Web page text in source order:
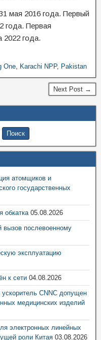
мая 2016 года. Первый
года. Первая
2022 года.
One, Karachi NPP, Pakistan
Next Post →
атомщиков и
государственных
обкатка 05.08.2026
послевоенному
эксплуатацию
к сети 04.08.2026
CNNC допущен
медицинских изделий
электронных линейных
роли Китая 03.08.2026